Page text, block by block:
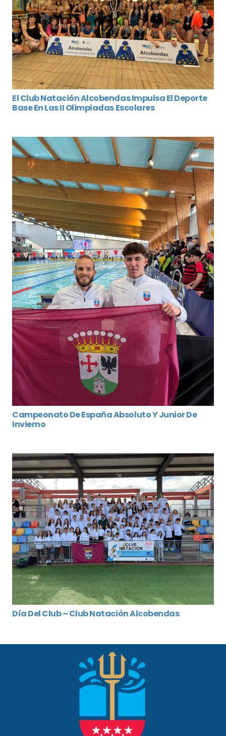
El Club Natación Alcobendas Impulsa El Deporte
Base En Las II Olimpiadas Escolares
Campeonato De España Absoluto Y Junior De
Invierno
Día Del Club – Club Natación Alcobendas